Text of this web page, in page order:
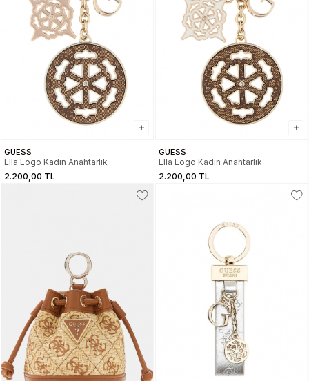
GUESS
Ella Logo Kadın Anahtarlık
2.200,00 TL
GUESS
Ella Logo Kadın Anahtarlık
2.200,00 TL